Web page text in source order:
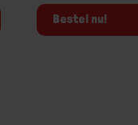
Bestel nu!